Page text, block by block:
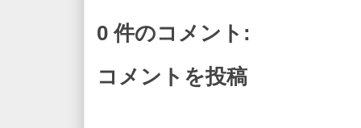
0 件のコメント:
コメントを投稿